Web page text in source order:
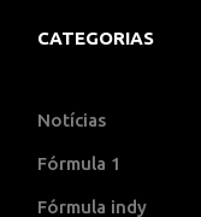
CATEGORIAS
Notícias
Fórmula 1
Fórmula indy